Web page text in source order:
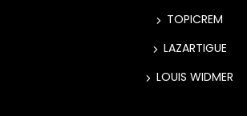
TOPICREM
LAZARTIGUE
LOUIS WIDMER